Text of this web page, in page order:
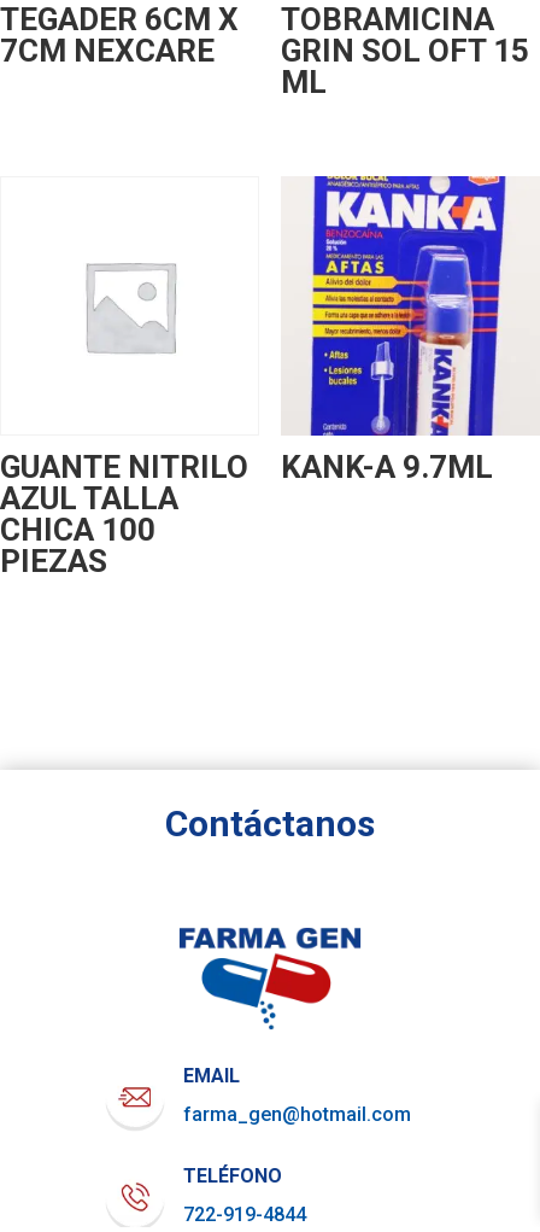
TEGADER 6CM X
7CM NEXCARE
TOBRAMICINA
GRIN SOL OFT 15
ML
GUANTE NITRILO
AZUL TALLA
CHICA 100
PIEZAS
KANK-A 9.7ML
Contáctanos
EMAIL
farma_gen@hotmail.com
TELÉFONO
722-919-4844